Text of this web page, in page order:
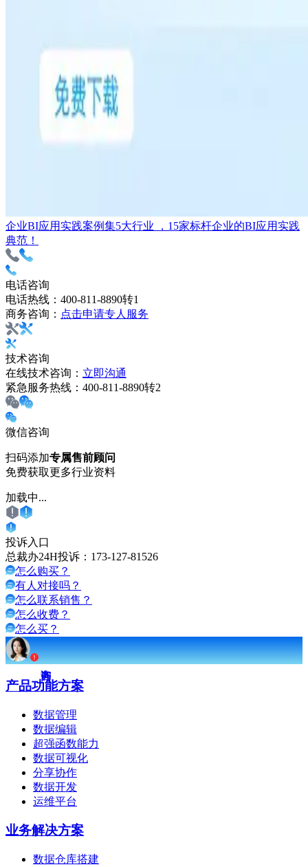
企业BI应用实践案例集5大行业 ，15家标杆企业的BI应用实践
典范！
电话咨询
电话热线： 400-811-8890转1
商务咨询： 点击申请专人服务
技术咨询
在线技术咨询： 立即沟通
紧急服务热线： 400-811-8890转2
微信咨询
扫码添加专属售前顾问
免费获取更多行业资料
加载中...
投诉入口
总裁办24H投诉： 173-127-81526
怎么购买？
有人对接吗？
怎么联系销售？
怎么收费？
怎么买？
产品功能方案
数据管理
数据编辑
超强函数能力
数据可视化
分享协作
数据开发
运维平台
业务解决方案
数据仓库搭建